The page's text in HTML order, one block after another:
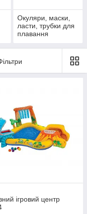
Окуляри, маски,
ласти, трубки для
плавання
ігровий центр